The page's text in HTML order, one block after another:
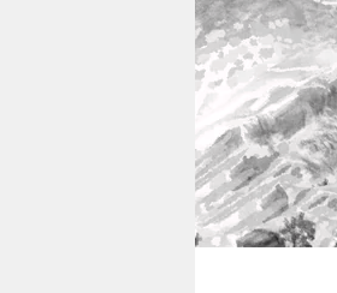
shop
fragen & hilfe
abo